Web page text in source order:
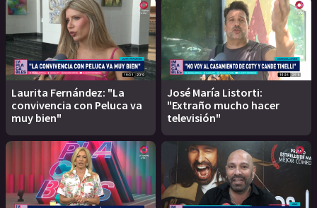
Laurita Fernández: "La
convivencia con Peluca va
muy bien"
José María Listorti:
"Extraño mucho hacer
televisión"